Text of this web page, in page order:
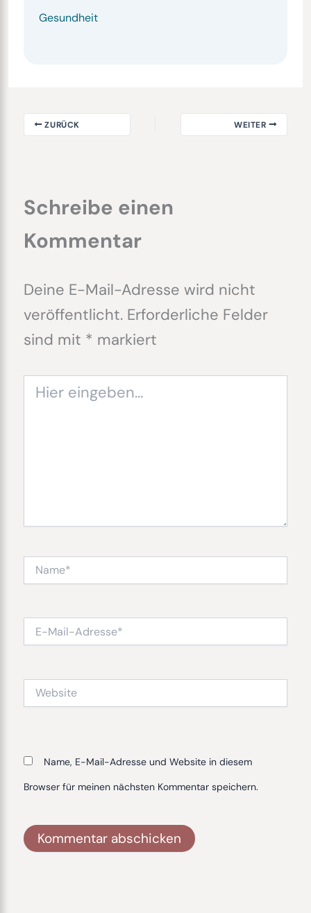
Gesundheit
ZURÜCK WEITER
Schreibe einen
Kommentar
Deine E-Mail-Adresse wird nicht
veröffentlicht. Erforderliche Felder
sind mit * markiert
eingeben…
Mail-
Website
Name, E-Mail-Adresse und Website in diesem
Browser für meinen nächsten Kommentar speichern.